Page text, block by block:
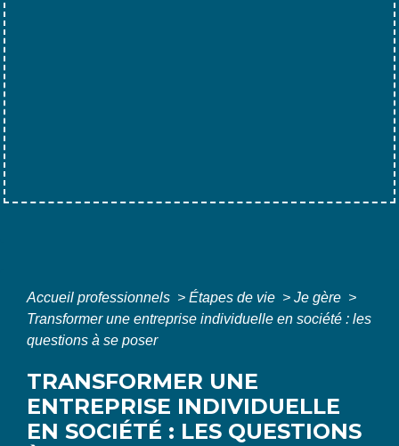
Accueil professionnels > Étapes de vie > Je gère >
Transformer une entreprise individuelle en société : les
questions à se poser
TRANSFORMER UNE
ENTREPRISE INDIVIDUELLE
EN SOCIÉTÉ : LES QUESTIONS